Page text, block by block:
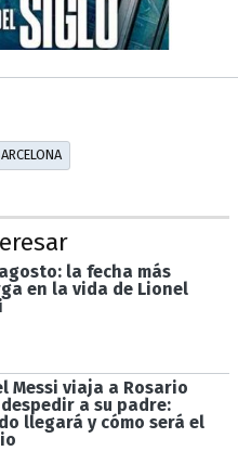
la fecha más
en la vida de Lionel
Messi viaja a Rosario
a su padre:
llegará y cómo será el